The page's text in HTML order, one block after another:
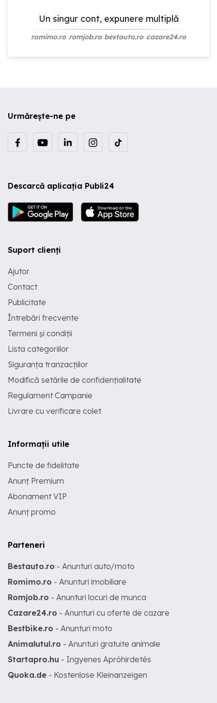
Un singur cont, expunere multiplă
romimo.ro romjob.ro bestauto.ro cazare24.ro
Urmărește-ne pe
Descarcă aplicația Publi24
Suport clienți
Ajutor
Contact
Publicitate
Întrebări frecvente
Termeni și condiții
Lista categoriilor
Siguranța tranzacțiilor
Modifică setările de confidențialitate
Regulament Campanie
Livrare cu verificare colet
Informații utile
Puncte de fidelitate
Anunț Premium
Abonament VIP
Anunț promo
Parteneri
Bestauto.ro - Anunturi auto/moto
Romimo.ro - Anunturi imobiliare
Romjob.ro - Anunturi locuri de munca
Cazare24.ro - Anunturi cu oferte de cazare
Bestbike.ro - Anunturi moto
Animalutul.ro - Anunturi gratuite animale
Startapro.hu - Ingyenes Apróhirdetés
Quoka.de - Kostenlose Kleinanzeigen